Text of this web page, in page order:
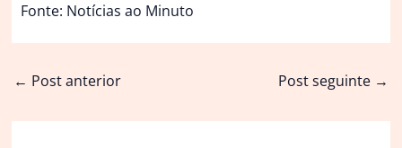
Fonte: Notícias ao Minuto
← Post anterior Post seguinte →